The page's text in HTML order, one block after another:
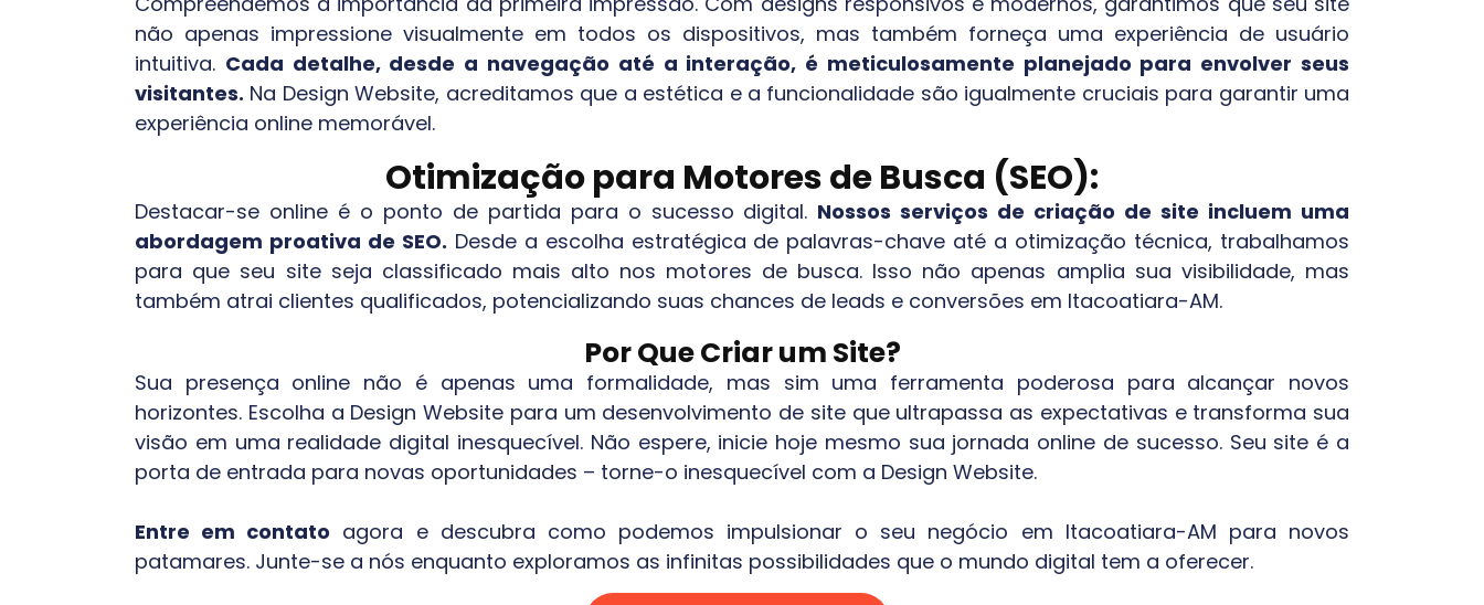
não apenas impressione visualmente em todos os dispositivos, mas também forneça uma experiência de usuário
intuitiva. Cada detalhe, desde a navegação até a interação, é meticulosamente planejado para envolver seus
visitantes. Na Design Website, acreditamos que a estética e a funcionalidade são igualmente cruciais para garantir uma
experiência online memorável.
Otimização para Motores de Busca (SEO):
Destacar-se online é o ponto de partida para o sucesso digital. Nossos serviços de criação de site incluem uma
abordagem proativa de SEO. Desde a escolha estratégica de palavras-chave até a otimização técnica, trabalhamos
para que seu site seja classificado mais alto nos motores de busca. Isso não apenas amplia sua visibilidade, mas
também atrai clientes qualificados, potencializando suas chances de leads e conversões em Itacoatiara-AM.
Por Que Criar um Site?
Sua presença online não é apenas uma formalidade, mas sim uma ferramenta poderosa para alcançar novos
horizontes. Escolha a Design Website para um desenvolvimento de site que ultrapassa as expectativas e transforma sua
visão em uma realidade digital inesquecível. Não espere, inicie hoje mesmo sua jornada online de sucesso. Seu site é a
porta de entrada para novas oportunidades – torne-o inesquecível com a Design Website.
Entre em contato agora e descubra como podemos impulsionar o seu negócio em Itacoatiara-AM para novos
patamares. Junte-se a nós enquanto exploramos as infinitas possibilidades que o mundo digital tem a oferecer.